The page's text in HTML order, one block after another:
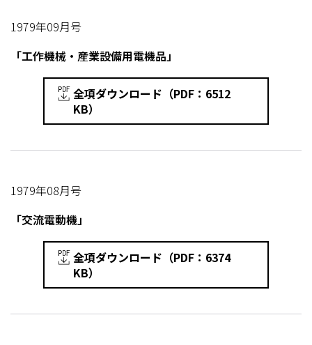
1979年09月号
「工作機械・産業設備用電機品」
全項ダウンロード（PDF：6512
KB）
1979年08月号
「交流電動機」
全項ダウンロード（PDF：6374
KB）